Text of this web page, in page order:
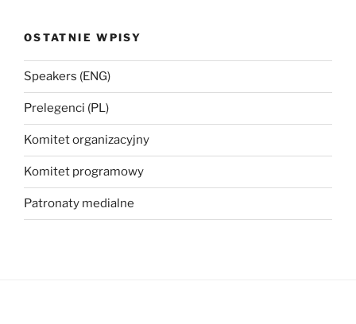
OSTATNIE WPISY
Speakers (ENG)
Prelegenci (PL)
Komitet organizacyjny
Komitet programowy
Patronaty medialne